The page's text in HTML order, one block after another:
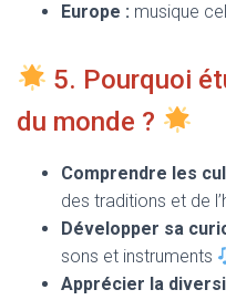
Europe : musique
5. Pourquoi
du monde ?
Comprendre les
des traditions et de
Développer sa
sons et instruments
Apprécier la